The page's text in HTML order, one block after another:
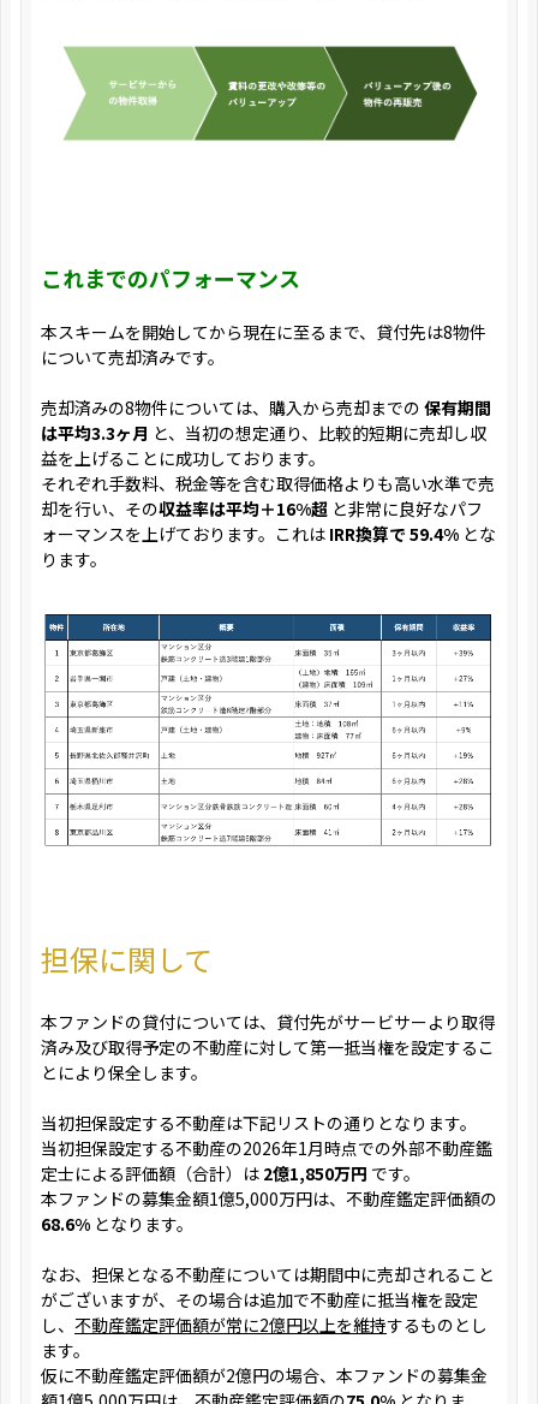
これまでのパフォーマンス
本スキームを開始してから現在に至るまで、貸付先は8物件
について売却済みです。
売却済みの8物件については、購入から売却までの 保有期間
は平均3.3ヶ月 と、当初の想定通り、比較的短期に売却し収
益を上げることに成功しております。
それぞれ手数料、税金等を含む取得価格よりも高い水準で売
却を行い、その収益率は平均＋16%超 と非常に良好なパフ
ォーマンスを上げております。これは IRR換算で 59.4% とな
ります。
担保に関して
本ファンドの貸付については、貸付先がサービサーより取得
済み及び取得予定の不動産に対して第一抵当権を設定するこ
とにより保全します。
当初担保設定する不動産は下記リストの通りとなります。
当初担保設定する不動産の2026年1月時点での外部不動産鑑
定士による評価額（合計）は 2億1,850万円 です。
本ファンドの募集金額1億5,000万円は、不動産鑑定評価額の
68.6% となります。
なお、担保となる不動産については期間中に売却されること
がございますが、その場合は追加で不動産に抵当権を設定
し、 不動産鑑定評価額が常に2億円以上を維持するものとし
ます。
仮に不動産鑑定評価額が2億円の場合、本ファンドの募集金